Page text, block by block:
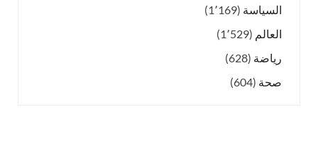
السياسة (1٬169)
العالم (1٬529)
رياضة (628)
صحة (604)